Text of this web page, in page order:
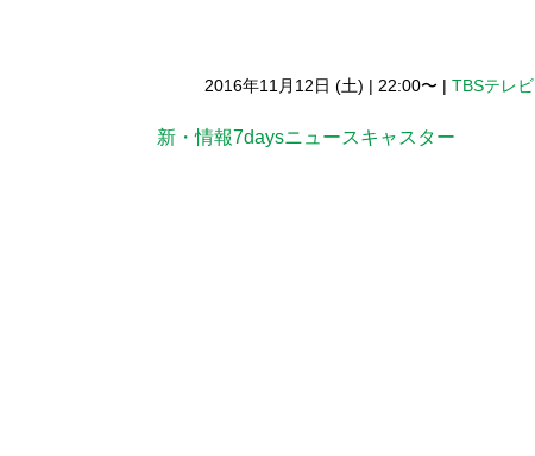
2016年11月12日 (土) | 22:00〜 | TBSテレビ
新・情報7daysニュースキャスター